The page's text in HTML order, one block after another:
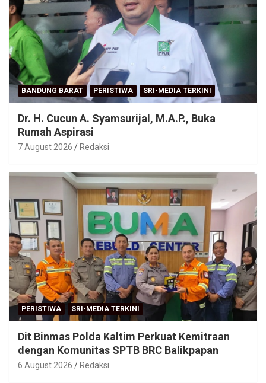
BANDUNG BARAT PERISTIWA SRI-MEDIA TERKINI
Dr. H. Cucun A. Syamsurijal, M.A.P., Buka
Rumah Aspirasi
7 August 2026 Redaksi
PERISTIWA SRI-MEDIA TERKINI
Dit Binmas Polda Kaltim Perkuat Kemitraan
dengan Komunitas SPTB BRC Balikpapan
6 August 2026 Redaksi